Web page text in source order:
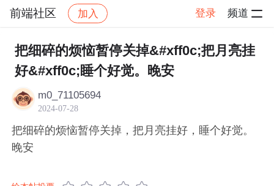
前端社区 加入 登录 频道
社区 前端社区 感慨 帖子详情
把细碎的烦恼暂停关掉&#xff0c;把月亮挂
好&#xff0c;睡个好觉。晚安
m0_71105694
2024-07-28
把细碎的烦恼暂停关掉，把月亮挂好，睡个好觉。
晚安